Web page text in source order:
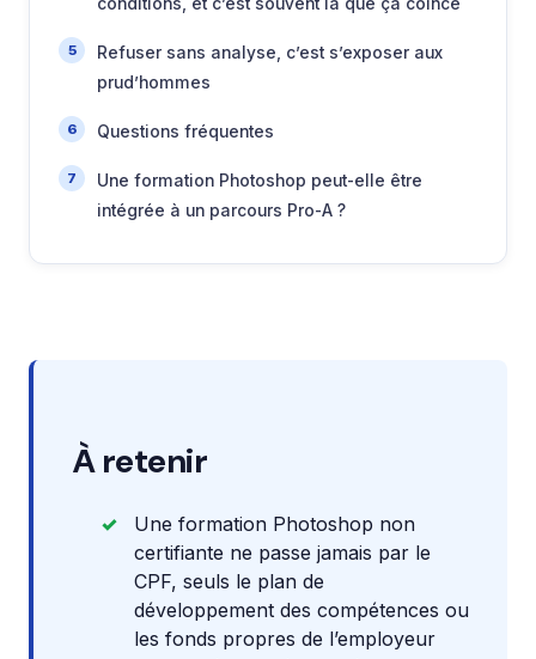
Refuser sans analyse, c’est s’exposer aux
prud’hommes
Questions fréquentes
Une formation Photoshop peut-elle être
intégrée à un parcours Pro-A ?
À retenir
Une formation Photoshop non
certifiante ne passe jamais par le
CPF, seuls le plan de
développement des compétences ou
les fonds propres de l’employeur